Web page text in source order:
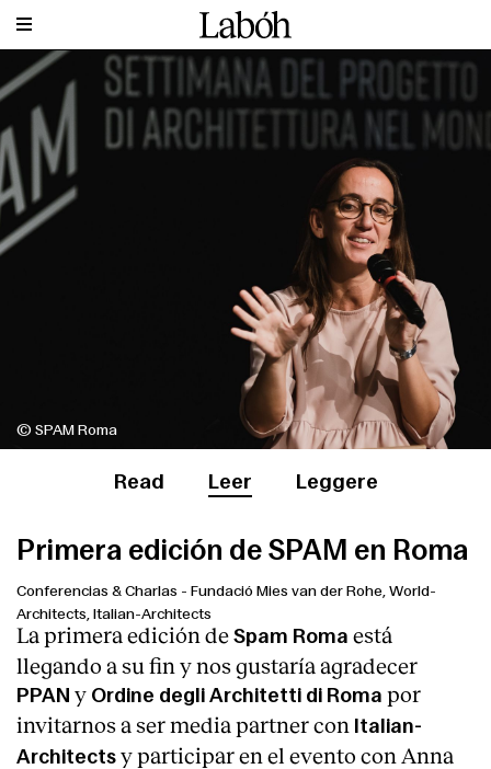
© SPAM Roma
Read Leer Leggere
Primera edición de SPAM en Roma
Conferencias & Charlas - Fundació Mies van der Rohe, World-
Architects, Italian-Architects
La primera edición de Spam Roma está
llegando a su fin y nos gustaría agradecer
PPAN y Ordine degli Architetti di Roma por
invitarnos a ser media partner con Italian-
Architects y participar en el evento con Anna